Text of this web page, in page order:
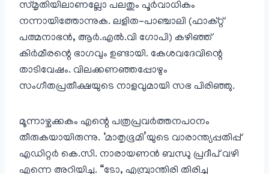
സ്മൃതിയിലാണല്ലോ പലതും പൂർവാധികം
നന്നായിത്തോന്നുക. ലളിത-പാഞ്ചാലി (ഫാക്റ്റ്
പത്മനാഭൻ, ആർ.എൽ.വി ഗോപി) കഴിഞ്ഞ്
കിർമീരന്റെ ഭാഗവും ഉണ്ടായി. കേശവദേവിന്റെ
താടിവേഷം. വിലക്കണഞ്ഞപ്പോഴും
സംഗീതപ്രതീക്ഷയുടെ നാളവുമായി സഭ പിരിഞ്ഞു.
മൂന്നാഴ്ചക്കകം എന്റെ പത്രപ്രവർത്തനപഠനം
തീരുകയായിരുന്നു. ‘മാതൃഭൂമി’യുടെ വാരാന്ത്യപ്പതിപ്പ്
എഡിറ്റർ കെ.സി. നാരായണൻ ബന്ധു പ്രദീപ്‌ വഴി
എന്നെ അറിയിച്ചു. “ടോ, എമ്പ്രാന്തിരി തിരിച്ചു